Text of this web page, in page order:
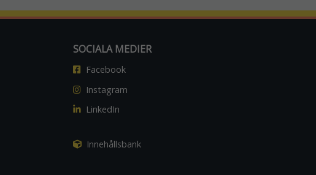
SOCIALA MEDIER
Facebook
Instagram
LinkedIn
Innehållsbank